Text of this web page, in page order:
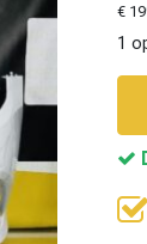
€
1